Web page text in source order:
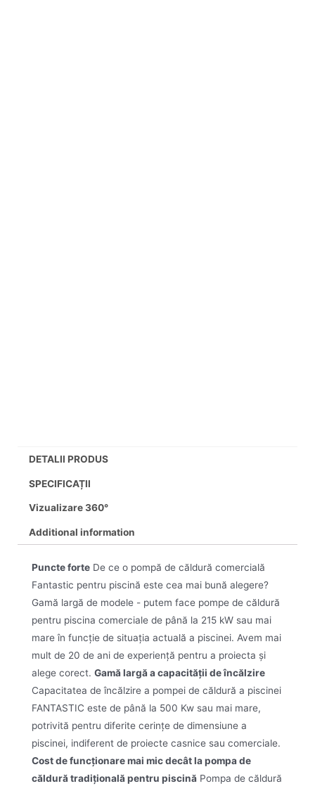
DETALII PRODUS
SPECIFICAȚII
Vizualizare 360°
Additional information
Puncte forte De ce o pompă de căldură comercială
Fantastic pentru piscină este cea mai bună alegere?
Gamă largă de modele - putem face pompe de căldură
pentru piscina comerciale de până la 215 kW sau mai
mare în funcție de situația actuală a piscinei. Avem mai
mult de 20 de ani de experiență pentru a proiecta și
alege corect. Gamă largă a capacității de încălzire
Capacitatea de încălzire a pompei de căldură a piscinei
FANTASTIC este de până la 500 Kw sau mai mare,
potrivită pentru diferite cerințe de dimensiune a
piscinei, indiferent de proiecte casnice sau comerciale.
Cost de funcționare mai mic decât la pompa de
căldură tradițională pentru piscină Pompa de căldură